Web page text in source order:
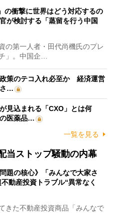
の衝撃に世界はどう対応するの
が検討する「蒸留を行う中国
第一人者・田代尚機氏のプレ
」。中国企…
策のテコ入れ必至か 経済運営
さ…
見込まれる「CXO」とは何
医薬品…
一覧を見る
当ストップ騒動の内幕
題の核心》「みんなで大家さ
動産投資トラブル“異常なく
きた不動産投資商品「みんなで